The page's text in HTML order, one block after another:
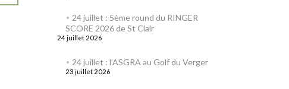
24 juillet : 5ème round du RINGER
SCORE 2026 de St Clair
24 juillet 2026
24 juillet : l’ASGRA au Golf du Verger
23 juillet 2026